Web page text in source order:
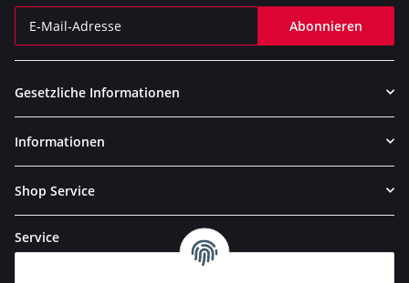
Abonnieren
Gesetzliche Informationen
Informationen
Shop Service
Service